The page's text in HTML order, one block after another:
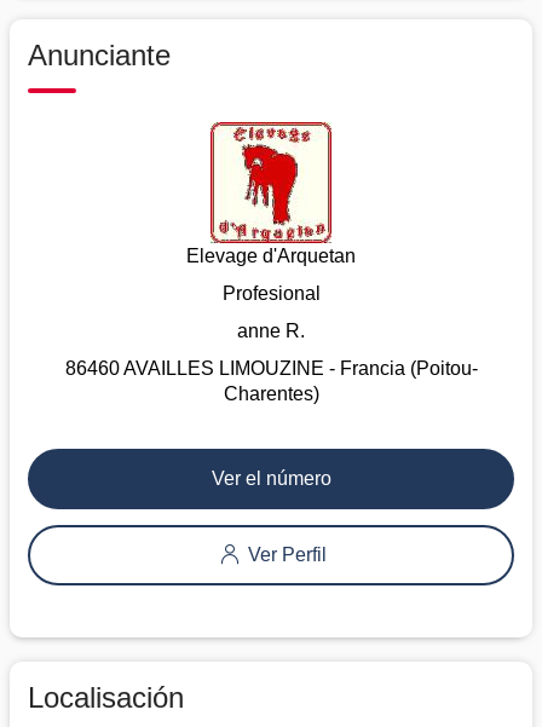
Anunciante
Elevage d'Arquetan
Profesional
anne R.
86460 AVAILLES LIMOUZINE - Francia (Poitou-
Charentes)
Ver el número
Ver Perfil
Localisación